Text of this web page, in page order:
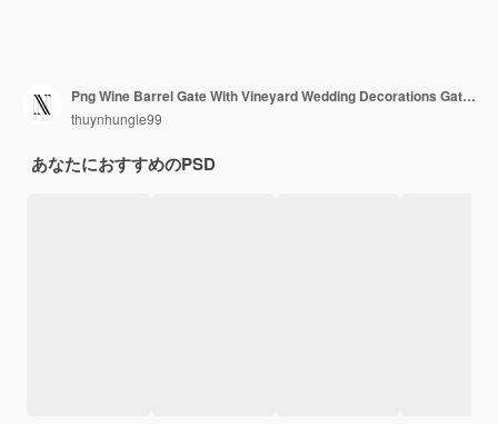
Png Wine Barrel Gate With Vineyard Wedding Decorations Gate Is D クリエイティブ・アブストラクト・アート・デザイン
thuynhungle99
あなたにおすすめのPSD